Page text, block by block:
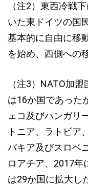
（注2）東西冷戦
いた東ドイツの国
基本的に自由に移
を始め、西側への
（注3）NATO加
は16か国であった
ェコ及びハンガリ
トニア、ラトビア
バキア及びスロベ
ロアチア、2017年
は29か国に拡大し